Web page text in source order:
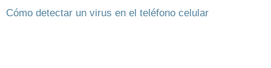
Cómo detectar un virus en el teléfono celular